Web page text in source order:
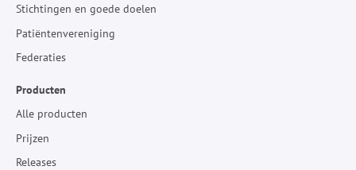
Stichtingen en goede doelen
Patiëntenvereniging
Federaties
Producten
Alle producten
Prijzen
Releases